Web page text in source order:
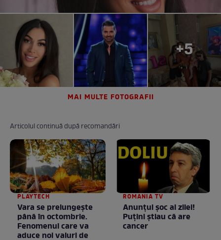
+5
MAI MULTE FOTOGRAFII
Articolul continuă după recomandări
PLAYTECH
Vara se prelungeşte
până în octombrie.
Fenomenul care va
aduce noi valuri de
ROMANIA TV
Anunţul şoc al zilei!
Puţini ştiau că are
cancer